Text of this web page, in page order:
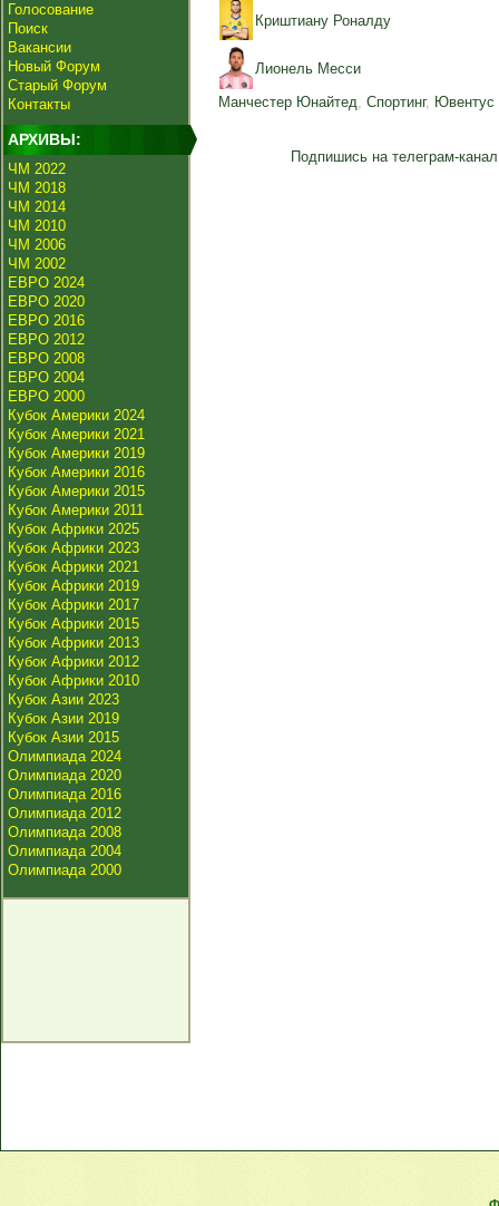
Голосование
Поиск
Вакансии
Новый Форум
Старый Форум
Контакты
АРХИВЫ:
ЧМ 2022
ЧМ 2018
ЧМ 2014
ЧМ 2010
ЧМ 2006
ЧМ 2002
ЕВРО 2024
ЕВРО 2020
ЕВРО 2016
ЕВРО 2012
ЕВРО 2008
ЕВРО 2004
ЕВРО 2000
Кубок Америки 2024
Кубок Америки 2021
Кубок Америки 2019
Кубок Америки 2016
Кубок Америки 2015
Кубок Америки 2011
Кубок Африки 2025
Кубок Африки 2023
Кубок Африки 2021
Кубок Африки 2019
Кубок Африки 2017
Кубок Африки 2015
Кубок Африки 2013
Кубок Африки 2012
Кубок Африки 2010
Кубок Азии 2023
Кубок Азии 2019
Кубок Азии 2015
Олимпиада 2024
Олимпиада 2020
Олимпиада 2016
Олимпиада 2012
Олимпиада 2008
Олимпиада 2004
Олимпиада 2000
Криштиану Роналду
Лионель Месси
Манчестер Юнайтед, Спортинг, Ювентус
Подпишись на телеграм-